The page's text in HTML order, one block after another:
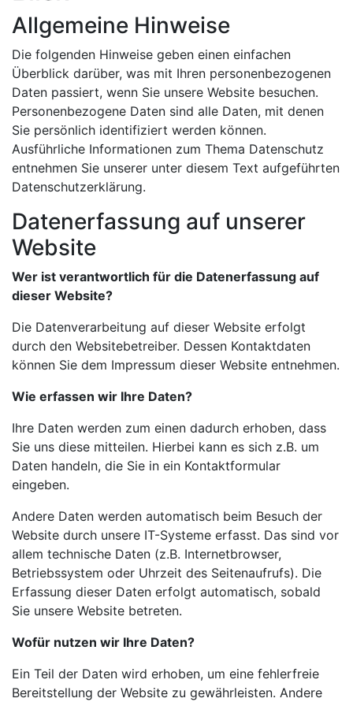
Allgemeine Hinweise
Die folgenden Hinweise geben einen einfachen
Überblick darüber, was mit Ihren personenbezogenen
Daten passiert, wenn Sie unsere Website besuchen.
Personenbezogene Daten sind alle Daten, mit denen
Sie persönlich identifiziert werden können.
Ausführliche Informationen zum Thema Datenschutz
entnehmen Sie unserer unter diesem Text aufgeführten
Datenschutzerklärung.
Datenerfassung auf unserer
Website
Wer ist verantwortlich für die Datenerfassung auf
dieser Website?
Die Datenverarbeitung auf dieser Website erfolgt
durch den Websitebetreiber. Dessen Kontaktdaten
können Sie dem Impressum dieser Website entnehmen.
Wie erfassen wir Ihre Daten?
Ihre Daten werden zum einen dadurch erhoben, dass
Sie uns diese mitteilen. Hierbei kann es sich z.B. um
Daten handeln, die Sie in ein Kontaktformular
eingeben.
Andere Daten werden automatisch beim Besuch der
Website durch unsere IT-Systeme erfasst. Das sind vor
allem technische Daten (z.B. Internetbrowser,
Betriebssystem oder Uhrzeit des Seitenaufrufs). Die
Erfassung dieser Daten erfolgt automatisch, sobald
Sie unsere Website betreten.
Wofür nutzen wir Ihre Daten?
Ein Teil der Daten wird erhoben, um eine fehlerfreie
Bereitstellung der Website zu gewährleisten. Andere